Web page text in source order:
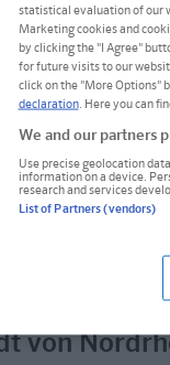
von
statistical evaluation of our
Marketing cookies and
by clicking the "I Agree"
for future visits to our
click on the "More Options"
declaration. Here you can
We and our partners
Use precise geolocation
information on a device.
research and services
List of Partners (vendors)